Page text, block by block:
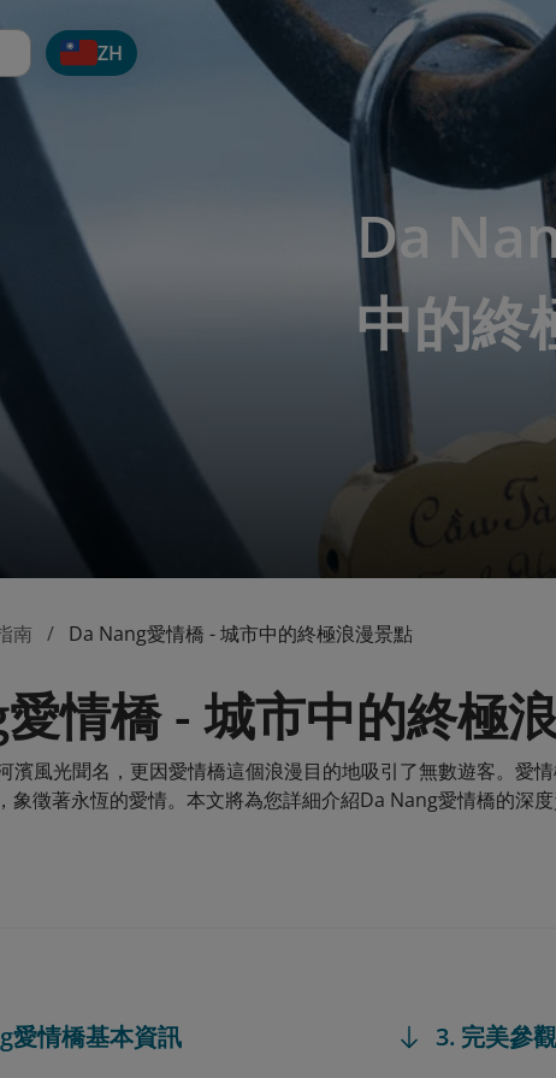
ZH
Da
中的終
南 Da Nang愛情橋 - 城市中的終極浪漫景點
情橋 - 城市中的終極
濱風光聞名，更因愛情橋這個浪漫目的地吸引了無數遊客。愛
象徵著永恆的愛情。本文將為您詳細介紹Da Nang愛情橋的深
愛情橋基本資訊
3. 完美參